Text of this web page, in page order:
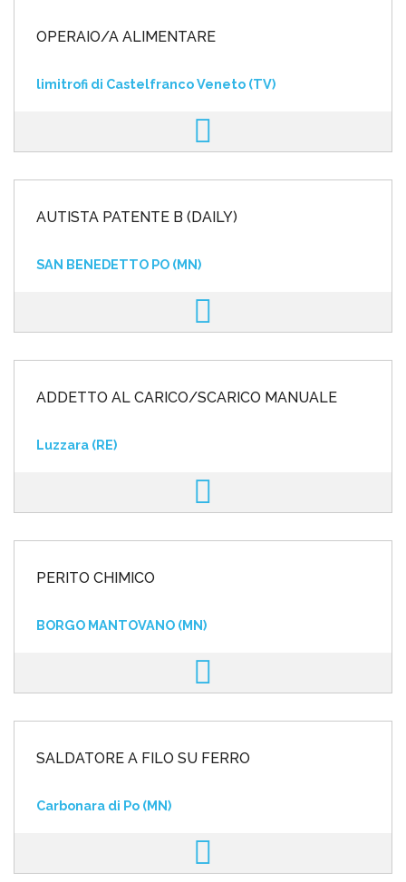
OPERAIO/A ALIMENTARE
limitrofi di Castelfranco Veneto (TV)
AUTISTA PATENTE B (DAILY)
SAN BENEDETTO PO (MN)
ADDETTO AL CARICO/SCARICO MANUALE
Luzzara (RE)
PERITO CHIMICO
BORGO MANTOVANO (MN)
SALDATORE A FILO SU FERRO
Carbonara di Po (MN)